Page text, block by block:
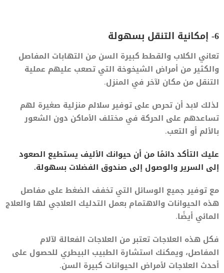
6- إمكانية التنقل بسهولة
تعاني الكلاب والقطط كبيرة السن من التهابات المفاصل
والكثير من أمراض الشيخوخة التي تصعب عليهم عملية
التنقل من مكان لآخر في المنزل.
لذلك لابد أن تحرص على توفير سلالم منزلية صغيرة لهم
تساعدهم على الحركة في مختلف الأماكن دون الشعور
بالألم أو التعب.
عليك التأكد دائمًا من أن حيوانك الأليف يستطيع الصعود
إلى السرير والوصول إلى صندوق الفضلات بسهولة.
مع توفير جميع الوسائل التي تخفف الضغط على مفاصل
هذه الحيوانات والاهتمام بعمل التدليك العلاجي لها والعلاج
المائي أيضًا.
فكل هذه العلاجات تعتبر من العلاجات الفعالة لآلام
المفاصل، ويمكنك استشارة الطبيب البيطري للحصول على
أحدث العلاجات لأمراض الحيوانات كبيرة السن.